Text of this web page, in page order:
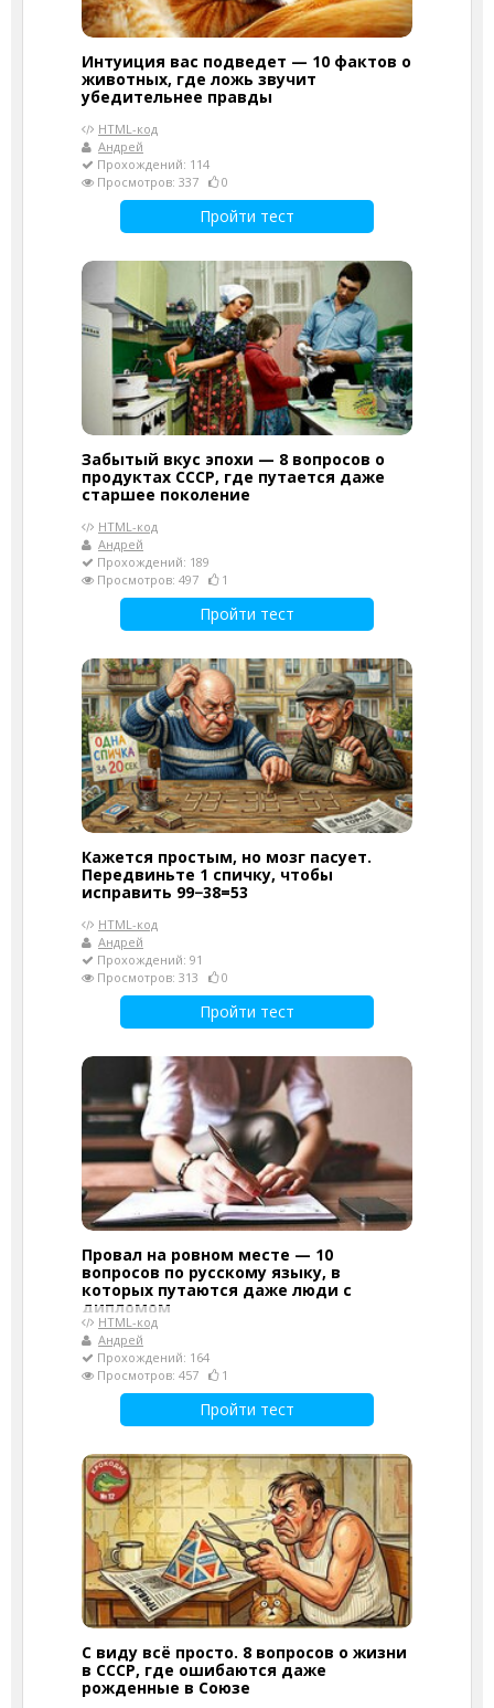
Интуиция вас подведет — 10 фактов о
животных, где ложь звучит
убедительнее правды
HTML-код
Андрей
Прохождений: 114
Просмотров: 337
0
Пройти тест
Забытый вкус эпохи — 8 вопросов о
продуктах СССР, где путается даже
старшее поколение
HTML-код
Андрей
Прохождений: 189
Просмотров: 497
1
Пройти тест
Кажется простым, но мозг пасует.
Передвиньте 1 спичку, чтобы
исправить 99−38=53
HTML-код
Андрей
Прохождений: 91
Просмотров: 313
0
Пройти тест
Провал на ровном месте — 10
вопросов по русскому языку, в
которых путаются даже люди с
дипломом
HTML-код
Андрей
Прохождений: 164
Просмотров: 457
1
Пройти тест
С виду всё просто. 8 вопросов о жизни
в СССР, где ошибаются даже
рожденные в Союзе